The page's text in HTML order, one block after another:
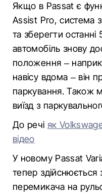
Якщо в Passat є
Assist Pro, система
та зберегти останні
автомобіль знову
положення –
навісу вдома – він
паркування. Також
виїзд з
До речі як
відео
У новому Passat
тепер
перемикача на